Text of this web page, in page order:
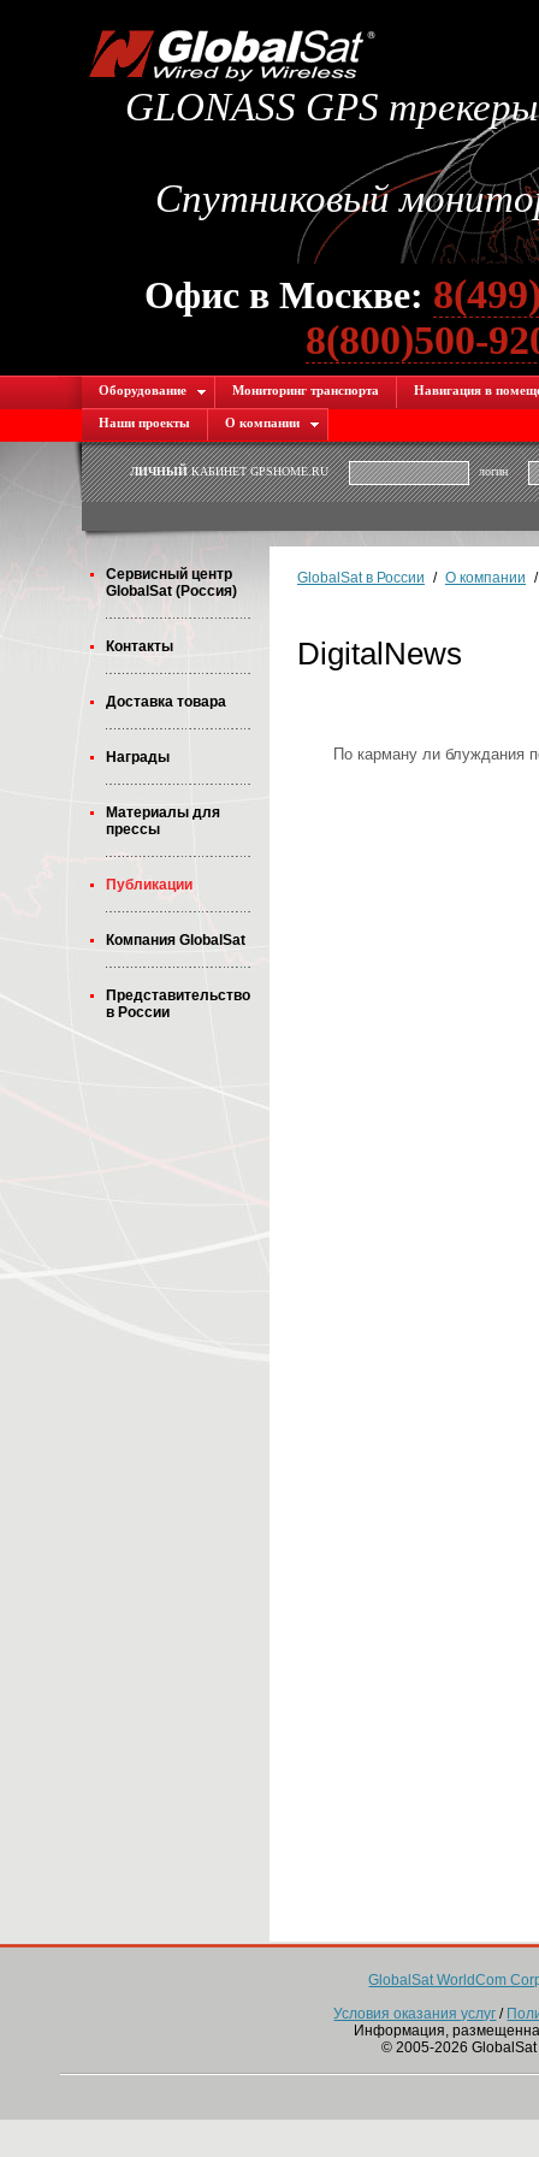
GLONASS GPS
Спутниковый
Офис в Москве:
8(800)500-
Оборудование Мониторинг транспорта Навигация в
Наши проекты О компании
ЛИЧНЫЙКАБИНЕТ GPSHOME.RU логин
Cервисный центр
GlobalSat (Россия)
Контакты
Доставка товара
Награды
Материалы для
прессы
Публикации
Компания GlobalSat
Представительство
в России
GlobalSat в России / О компании /
DigitalNews
По карману ли блуждания
GlobalSat WorldCom
Условия оказания услуг /
Информация,
© 2005-2026